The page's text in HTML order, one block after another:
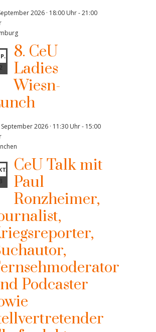
2026 · 18:00 Uhr-21:00
8. CeU
Ladies
Wiesn-
2026 · 11:30 Uhr- 15:00
CeU Talk mit
Paul
Ronzheimer,
Podcaster